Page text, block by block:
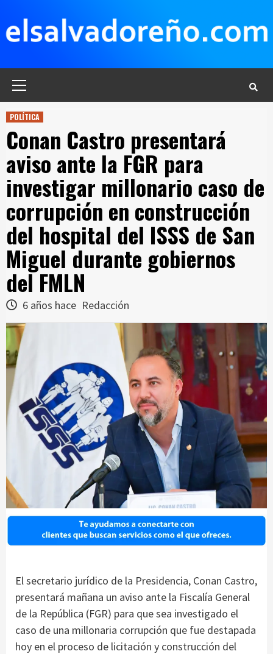
contenido
POLÍTICA
Conan Castro presentará
aviso ante la FGR para
investigar millonario caso de
corrupción en construcción
del hospital del ISSS de San
Miguel durante gobiernos
del FMLN
6 años hace Redacción
El secretario jurídico de la Presidencia, Conan Castro,
presentará mañana un aviso ante la Fiscalía General
de la República (FGR) para que sea investigado el
caso de una millonaria corrupción que fue destapada
hoy en el proceso de licitación y construcción del